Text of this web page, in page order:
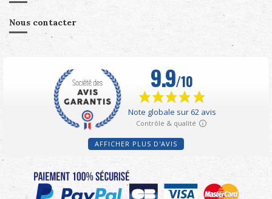
Nous contacter
AFFICHER PLUS D'AVIS